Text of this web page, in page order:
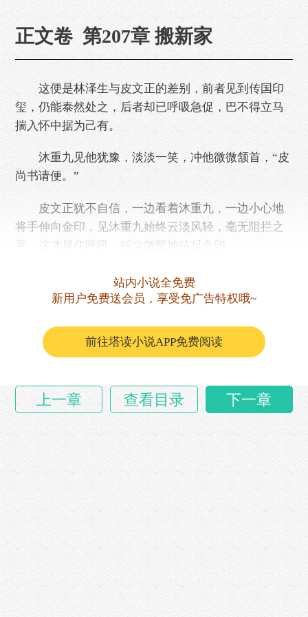
正文卷 第207章 搬新家
这便是林泽生与皮文正的差别，前者见到传国印
玺，仍能泰然处之，后者却已呼吸急促，巴不得立马
揣入怀中据为己有。
沐重九见他犹豫，淡淡一笑，冲他微微颔首，“皮
尚书请便。”
皮文正犹不自信，一边看着沐重九，一边小心地
将手伸向金印，见沐重九始终云淡风轻，毫无阻拦之
意，这才屏住呼吸，指尖微颤地拈起金印。
“果……果然是……是皇帝印玺！”皮文正声音发
颤，……
站内小说全免费
新用户免费送会员，享受免广告特权哦~
前往塔读小说APP免费阅读
上一章 查看目录 下一章